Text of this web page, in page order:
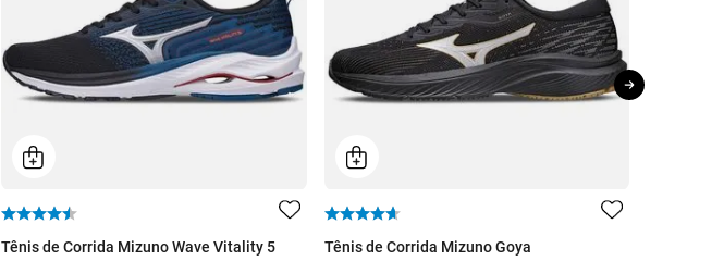
Tênis de Corrida Mizuno Wave Vitality 5
Tênis de Corrida Mizuno Goya